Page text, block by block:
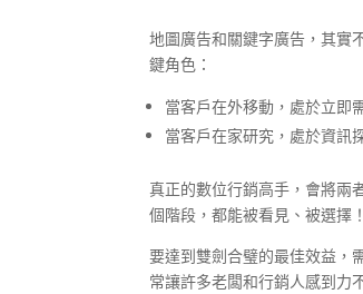
地圖廣告和關鍵字廣告，其實
鍵角色：
當客戶在外移動，處於立即
當客戶在家研究，處於資訊
真正的數位行銷高手，會將兩
個階段，都能被看見、被選擇！
要達到雙劍合璧的最佳效益，
常讓許多老闆和行銷人感到力